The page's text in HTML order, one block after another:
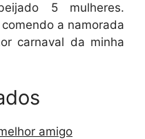
5 mulheres.
a namorada
carnaval da minha
amigo